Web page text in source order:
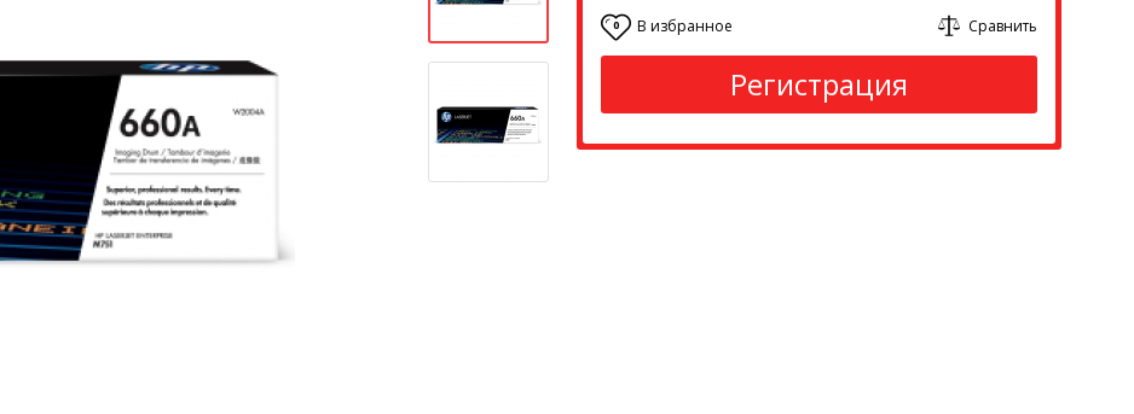
0 В избранное Сравнить
Регистрация